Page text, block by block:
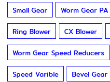
Small Gear
Worm Gear PA
Ring Blower
CX Blower
Worm Gear Speed Reducers
Speed Varible
Bevel Gear